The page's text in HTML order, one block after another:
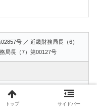
号 ／ 近畿財務局長（6）
局長（7）第00127号
トップ サイドバー